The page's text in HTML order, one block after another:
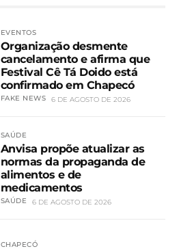
EVENTOS
Organização desmente
cancelamento e afirma que
Festival Cê Tá Doido está
confirmado em Chapecó
FAKE NEWS 6 DE AGOSTO DE 2026
SAÚDE
Anvisa propõe atualizar as
normas da propaganda de
alimentos e de
medicamentos
SAÚDE 6 DE AGOSTO DE 2026
CHAPECÓ